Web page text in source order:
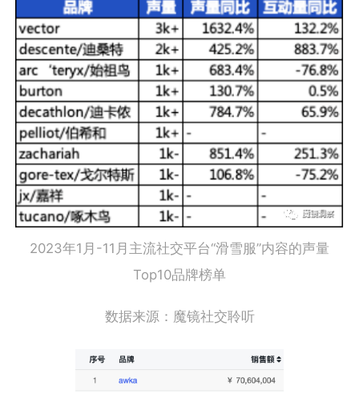
2023年1月-11月主流社交平台“滑雪服”内容的声量
Top10品牌榜单
数据来源：魔镜社交聆听